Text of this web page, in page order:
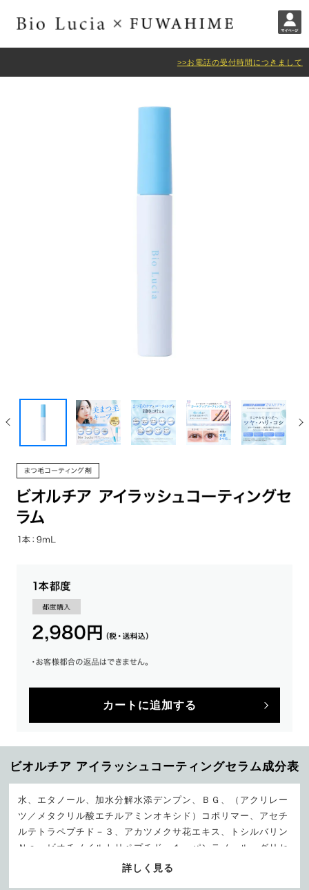
>>お電話の受付時間につきまして
カートに追加する
ビオルチア アイラッシュコーティングセラム成分表
水、エタノール、加水分解水添デンプン、ＢＧ、（アクリレー
ツ／メタクリル酸エチルアミンオキシド）コポリマー、アセチ
ルテトラペプチド－３、アカツメクサ花エキス、トシルバリン
Ｎａ、ビオチノイルトリペプチド－１、パンテノール、グリセ
リン、オウゴン根エキス、ローズマリー葉エキス、ヒト脂肪細
詳しく見る